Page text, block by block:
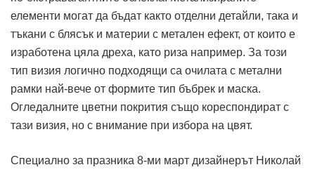
елементи могат да бъдат както отделни детайли, така и
тъкани с блясък и материи с метален ефект, от които е
изработена цяла дреха, като риза например. За този
тип визия логично подходящи са очилата с метални
рамки най-вече от формите тип бъбрек и маска.
Огледалните цветни покрития също кореспондират с
тази визия, но с внимание при избора на цвят.
Специално за празника 8-ми март дизайнерът Николай